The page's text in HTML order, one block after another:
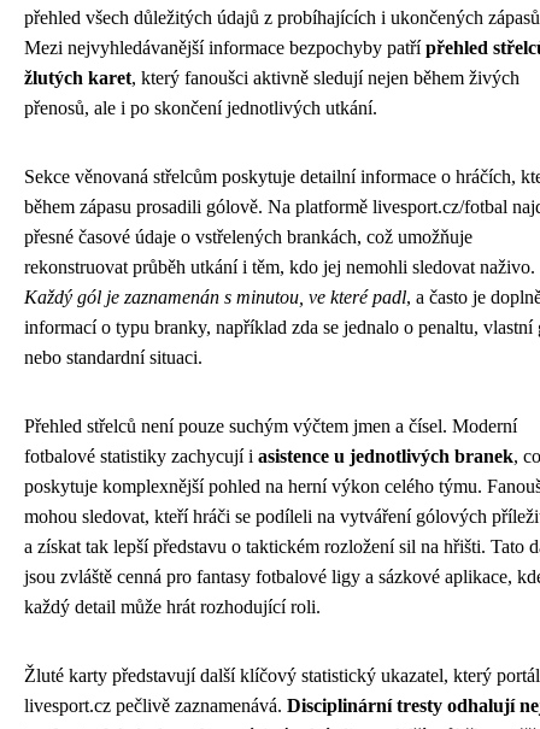
přehled všech důležitých údajů z probíhajících i ukončených
Mezi nejvyhledávanější informace bezpochyby patřípřehled
žlutých karet, který fanoušci aktivně sledují nejen během živých
přenosů, ale i po skončení jednotlivých utkání.
Sekce věnovaná střelcům poskytuje detailní informace o hráčích,
během zápasu prosadili gólově. Na platformě livesport.cz/fotbal
přesné časové údaje o vstřelených brankách, což umožňuje
rekonstruovat průběh utkání i těm, kdo jej nemohli sledovat naživo.
Každý gól je zaznamenán s minutou, ve které padl, a často je
informací o typu branky, například zda se jednalo o penaltu, vlastní
nebo standardní situaci.
Přehled střelců není pouze suchým výčtem jmen a čísel. Moderní
fotbalové statistiky zachycují i asistence u jednotlivých branek,
poskytuje komplexnější pohled na herní výkon celého týmu.
mohou sledovat, kteří hráči se podíleli na vytváření gólových
a získat tak lepší představu o taktickém rozložení sil na hřišti. Tato
jsou zvláště cenná pro fantasy fotbalové ligy a sázkové aplikace,
každý detail může hrát rozhodující roli.
Žluté karty představují další klíčový statistický ukazatel, který portál
livesport.cz pečlivě zaznamenává. Disciplinární tresty odhalují